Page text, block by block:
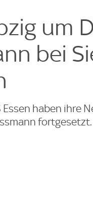
um
bei
haben ihre
fortgesetzt.